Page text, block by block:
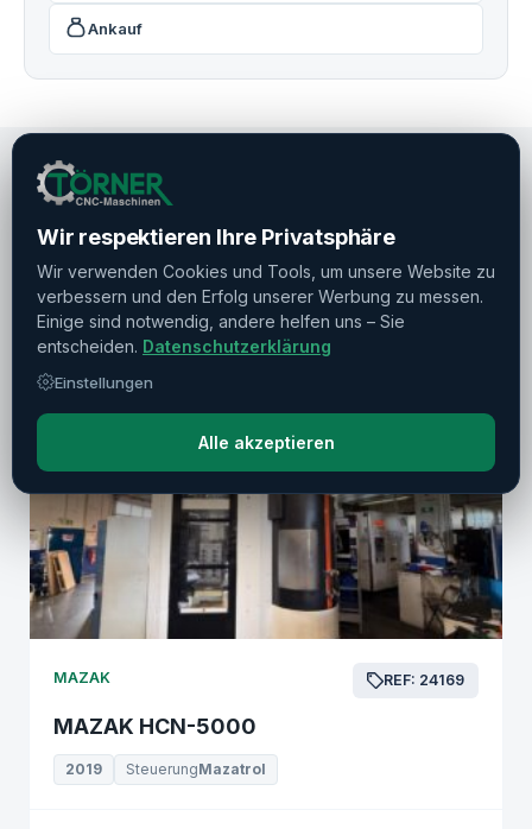
Ankauf
EMPFEHLUNGEN
Ähnliche Maschinen
Weitere Maschinen von Mazak
Alle Hersteller →
MAZAK REF: 24169
MAZAK HCN-5000
2019 SteuerungMazatrol
Wir respektieren Ihre Privatsphäre
Wir verwenden Cookies und Tools, um unsere Website zu
verbessern und den Erfolg unserer Werbung zu messen.
Einige sind notwendig, andere helfen uns – Sie
entscheiden. Datenschutzerklärung
Einstellungen
Alle akzeptieren